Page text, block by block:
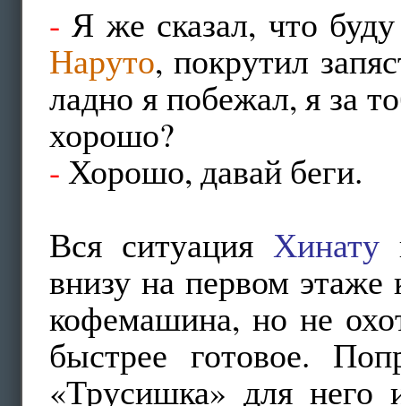
- Я же сказал, что
Наруто, покрутил
ладно я побежал, я за
хорошо?
-Хорошо, давай беги.
Вся ситуация Хинату
внизу на первом
кофемашина, но не
быстрее готовое.
«Трусишка» для него